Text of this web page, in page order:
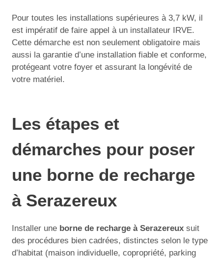
Pour toutes les installations supérieures à 3,7 kW, il
est impératif de faire appel à un installateur IRVE.
Cette démarche est non seulement obligatoire mais
aussi la garantie d’une installation fiable et conforme,
protégeant votre foyer et assurant la longévité de
votre matériel.
Les étapes et
démarches pour poser
une borne de recharge
à Serazereux
Installer une borne de recharge à Serazereux suit
des procédures bien cadrées, distinctes selon le type
d’habitat (maison individuelle, copropriété, parking